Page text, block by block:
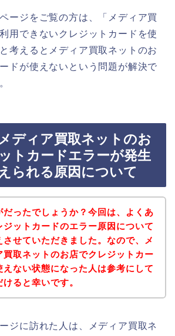
ージをご覧の方は、「メディア買
用できないクレジットカードを使
考えるとメディア買取ネットのお
ドが使えないという問題が解決で
ディア買取ネットのお
トカードエラーが発生
られる原因について
だったでしょうか？今回は、よくあ
ジットカードのエラー原因について
させていただきました。なので、メ
買取ネットのお店でクレジットカー
えない状態になった人は参考にして
けると幸いです。
ジに訪れた人は、メディア買取ネ